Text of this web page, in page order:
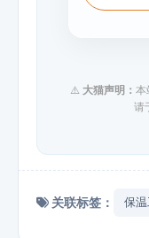
⚠️ 大猫声明： 本
请
关联标签： 保